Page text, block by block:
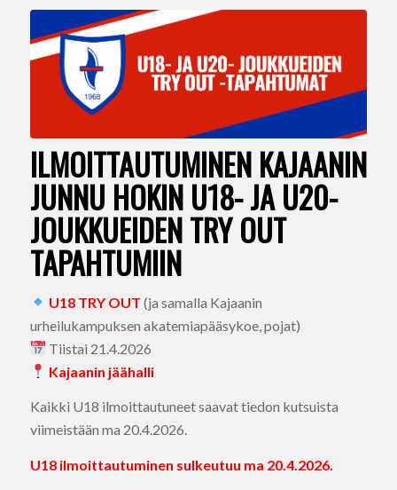
ILMOITTAUTUMINEN KAJAANIN
JUNNU HOKIN U18- JA U20-
JOUKKUEIDEN TRY OUT
TAPAHTUMIIN
U18 TRY OUT (ja samalla Kajaanin
urheilukampuksen akatemiapääsykoe, pojat)
Tiistai 21.4.2026
Kajaanin jäähalli
Kaikki U18 ilmoittautuneet saavat tiedon kutsuista
viimeistään ma 20.4.2026.
U18 ilmoittautuminen sulkeutuu ma 20.4.2026.